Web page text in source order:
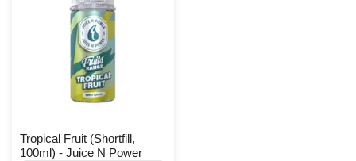
Tropical Fruit (Shortfill,
100ml) - Juice N Power